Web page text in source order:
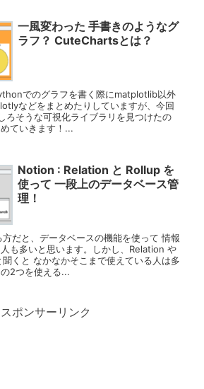
一風変わった 手書きのようなグ
ラフ？ CuteChartsとは？
でのグラフを書く際にmatplotlib以外
などをまとめたりしていますが、今回
ろそうな可視化ライブラリを見つけたの
ていきます！...
Notion : Relation と Rollup を
使って 一段上のデータベース管
理！
だと、データベースの機能を使って 情報
も多いと思います。しかし、Relation や
くと なかなかそこまで使えている人は多
2つを使える...
スポンサーリンク